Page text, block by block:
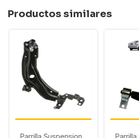
Productos similares
Parrilla Suspension